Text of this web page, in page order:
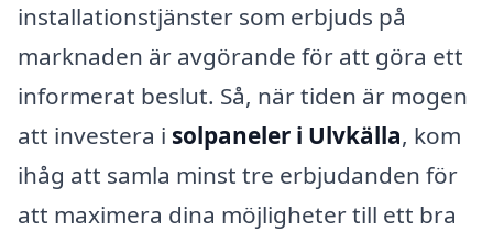
installationstjänster som erbjuds på
marknaden är avgörande för att göra ett
informerat beslut. Så, när tiden är mogen
att investera i solpaneler i Ulvkälla, kom
ihåg att samla minst tre erbjudanden för
att maximera dina möjligheter till ett bra